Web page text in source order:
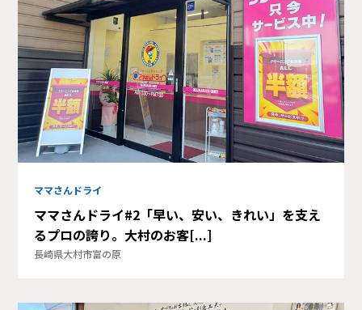
ママさんドライ
ママさんドライ#2「早い、安い、きれい」を支え
るプロの誇り。大村のお客[...]
長崎県大村市富の原